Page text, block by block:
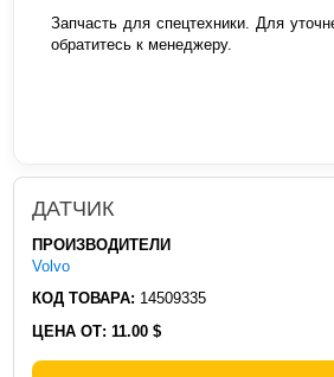
Запчасть для спецтехники. Для
обратитесь к менеджеру.
ДАТЧИК
ПРОИЗВОДИТЕЛИ
Volvo
КОД ТОВАРА: 14509335
ЦЕНА ОТ: 11.00 $